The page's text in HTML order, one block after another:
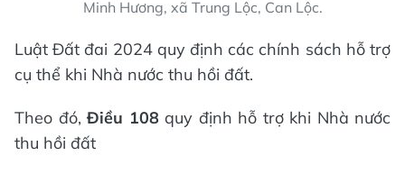
Minh Hương, xã Trung Lộc, Can Lộc.
Luật Đất đai 2024 quy định các chính sách hỗ trợ
cụ thể khi Nhà nước thu hồi đất.
Theo đó, Điều 108quy định hỗ trợ khi Nhà nước
thu hồi đất